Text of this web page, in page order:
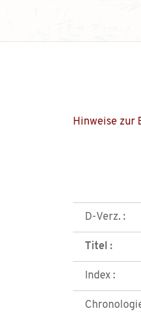
Hinweise zur
D-Verz. :
Titel :
Index :